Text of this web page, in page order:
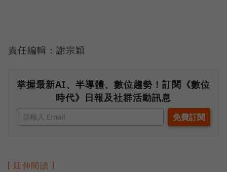
責任編輯：謝宗穎
掌握最新AI、半導體、數位趨勢！訂閱《數位
時代》日報及社群活動訊息
延伸閱讀